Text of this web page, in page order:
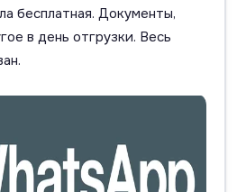
бесплатная. Документы,
в день отгрузки. Весь